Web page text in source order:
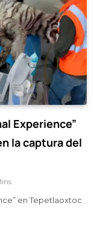
Experience”
la captura del
en Tepetlaoxtoc